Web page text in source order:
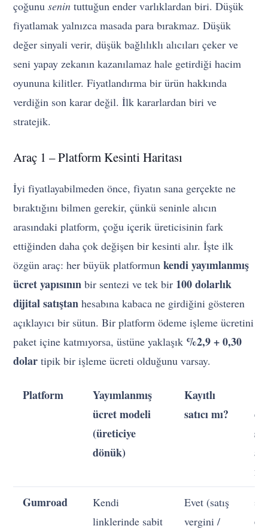
çoğunusenin tuttuğun ender varlıklardan biri. Düşük
fiyatlamak yalnızca masada para bırakmaz. Düşük
değer sinyali verir, düşük bağlılıklı alıcıları çeker ve
seni yapay zekanın kazanılamaz hale getirdiği hacim
oyununa kilitler. Fiyatlandırma bir ürün hakkında
verdiğin son karar değil. İlk kararlardan biri ve
stratejik.
Araç 1 – Platform Kesinti Haritası
İyi fiyatlayabilmeden önce, fiyatın sana gerçekte ne
bıraktığını bilmen gerekir, çünkü seninle alıcın
arasındaki platform, çoğu içerik üreticisinin fark
ettiğinden daha çok değişen bir kesinti alır. İşte ilk
özgün araç: her büyük platformunkendi yayımlanmış
ücret yapısının bir sentezi ve tek bir 100 dolarlık
dijital satıştan hesabına kabaca ne girdiğini gösteren
açıklayıcı bir sütun. Bir platform ödeme işleme ücretini
paket içine katmıyorsa, üstüne yaklaşık %2,9 + 0,30
dolar tipik bir işleme ücreti olduğunu varsay.
Platform
Yayımlanmış
ücret modeli
(üreticiye
dönük)
Kayıtlı
satıcı mı?
Gumroad
Kendi
linklerinde sabit
Evet (satış
vergini /
≈